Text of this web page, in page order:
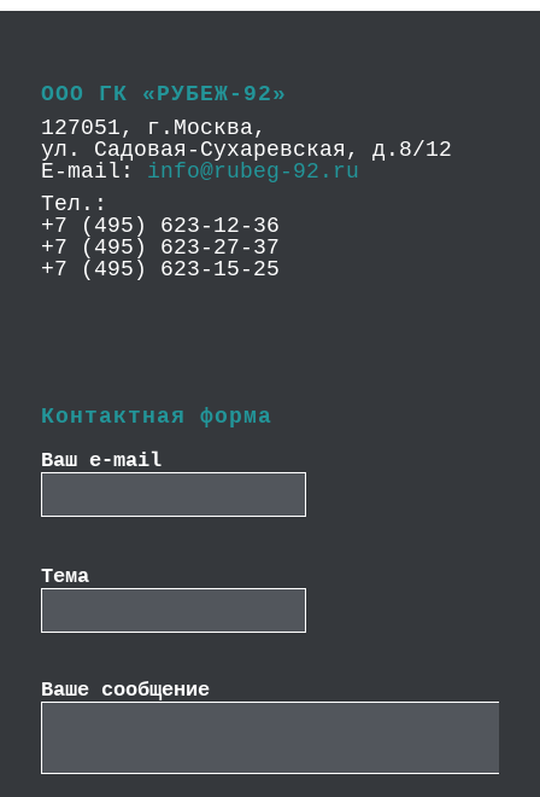
ООО ГК «РУБЕЖ-92»
127051, г.Москва,
ул. Садовая-Сухаревская, д.8/12
E-mail: info@rubeg-92.ru
Тел.:
+7 (495) 623-12-36
+7 (495) 623-27-37
+7 (495) 623-15-25
Контактная форма
Ваш e-mail
Тема
Ваше сообщение